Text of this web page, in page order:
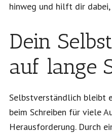
hinweg und hilft dir
Dein
auf lange
Selbstverständlich bleibt
beim Schreiben für viele
Herausforderung. Durch